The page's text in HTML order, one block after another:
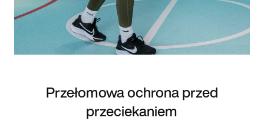
Przełomowa ochrona przed
przeciekaniem